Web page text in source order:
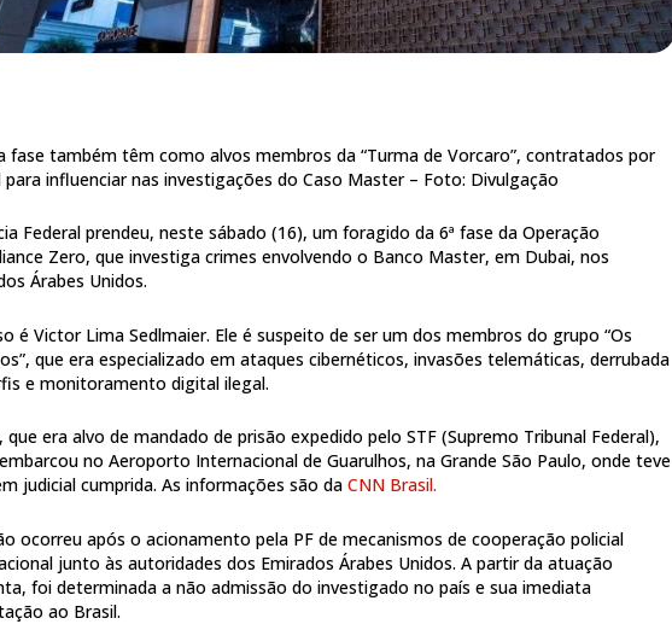
fase também têm como alvos membros da “Turma de Vorcaro”, contratados por
para influenciar nas investigações do Caso Master – Foto: Divulgação
Federal prendeu, neste sábado (16), um foragido da 6ª fase da Operação
Zero, que investiga crimes envolvendo o Banco Master, em Dubai, nos
Árabes Unidos.
é Victor Lima Sedlmaier. Ele é suspeito de ser um dos membros do grupo “Os
que era especializado em ataques cibernéticos, invasões telemáticas, derrubada
e monitoramento digital ilegal.
que era alvo de mandado de prisão expedido pelo STF (Supremo Tribunal Federal),
no Aeroporto Internacional de Guarulhos, na Grande São Paulo, onde teve
judicial cumprida. As informações são daCNN Brasil.
ocorreu após o acionamento pela PF de mecanismos de cooperação policial
junto às autoridades dos Emirados Árabes Unidos. A partir da atuação
foi determinada a não admissão do investigado no país e sua imediata
ao Brasil.